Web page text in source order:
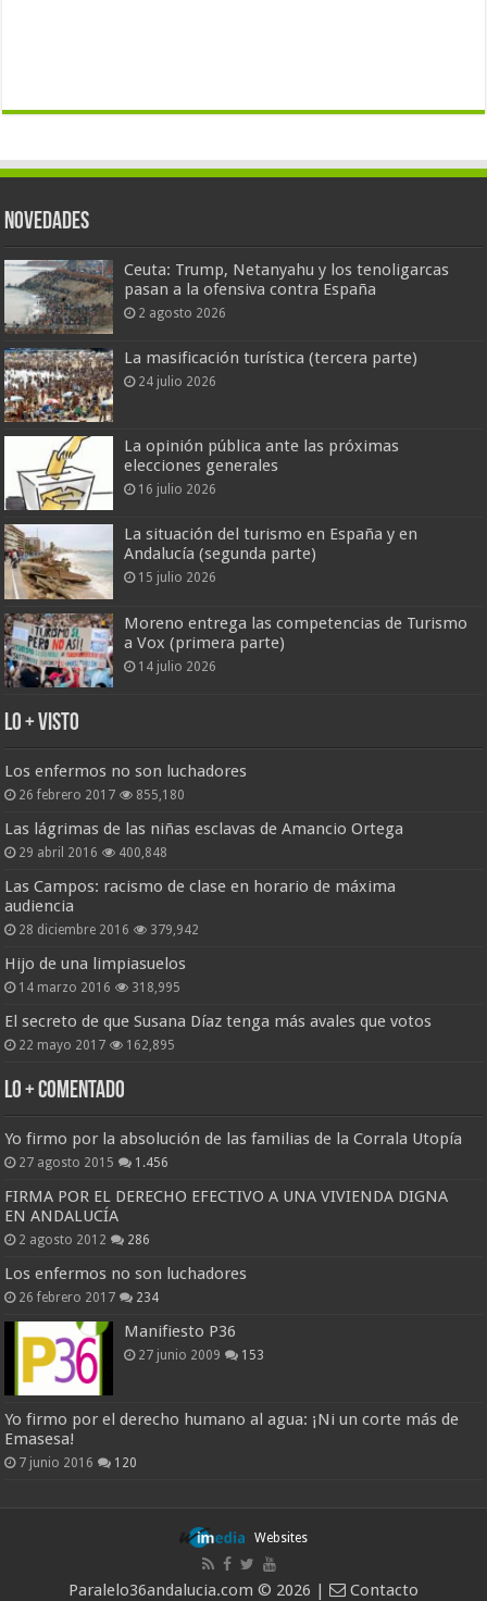
Novedades
Ceuta: Trump, Netanyahu y los tenoligarcas
pasan a la ofensiva contra España
2 agosto 2026
La masificación turística (tercera parte)
24 julio 2026
La opinión pública ante las próximas
elecciones generales
16 julio 2026
La situación del turismo en España y en
Andalucía (segunda parte)
15 julio 2026
Moreno entrega las competencias de Turismo
a Vox (primera parte)
14 julio 2026
Lo + Visto
Los enfermos no son luchadores
26 febrero 2017 855,180
Las lágrimas de las niñas esclavas de Amancio Ortega
29 abril 2016 400,848
Las Campos: racismo de clase en horario de máxima
audiencia
28 diciembre 2016 379,942
Hijo de una limpiasuelos
14 marzo 2016 318,995
El secreto de que Susana Díaz tenga más avales que votos
22 mayo 2017 162,895
Lo + Comentado
Yo firmo por la absolución de las familias de la Corrala Utopía
27 agosto 2015 1.456
FIRMA POR EL DERECHO EFECTIVO A UNA VIVIENDA DIGNA
EN ANDALUCÍA
2 agosto 2012 286
Los enfermos no son luchadores
26 febrero 2017 234
Manifiesto P36
27 junio 2009 153
Yo firmo por el derecho humano al agua: ¡Ni un corte más de
Emasesa!
7 junio 2016 120
Websites
Paralelo36andalucia.com © 2026 | Contacto